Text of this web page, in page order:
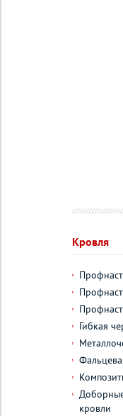
Кровля
Гибкая
кровли